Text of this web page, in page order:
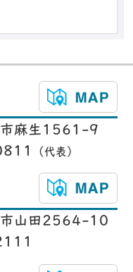
麻生1561-9
（代表）
山田2564-10